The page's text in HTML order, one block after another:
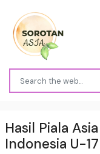
Hasil Piala
Indonesia U-